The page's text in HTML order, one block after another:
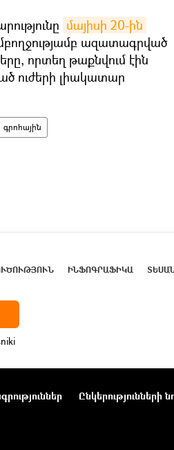
մայիսի 20-ին
ազատագրված
որտեղ թաքնվում էին
ուժերի լիակատար
գրոհային
ԻՆՖՈԳՐԱՖԻԿԱ
Ընկերությունների